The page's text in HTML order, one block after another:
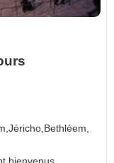
Jéricho, Bethléem,
bienvenus